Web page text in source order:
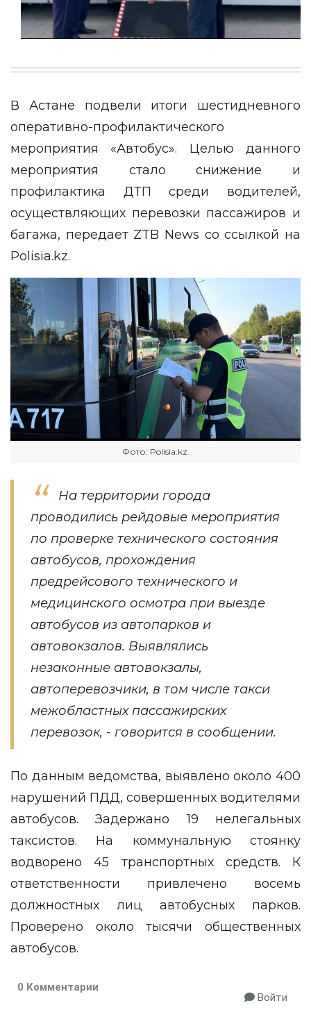
В Астане подвели итоги шестидневного
оперативно-профилактического
мероприятия «Автобус». Целью данного
мероприятия стало снижение и
профилактика ДТП среди водителей,
осуществляющих перевозки пассажиров и
багажа, передает ZTB News со ссылкой на
Polisia.kz.
Фото: Polisia.kz.
На территории города
проводились рейдовые мероприятия
по проверке технического состояния
автобусов, прохождения
предрейсового технического и
медицинского осмотра при выезде
автобусов из автопарков и
автовокзалов. Выявлялись
незаконные автовокзалы,
автоперевозчики, в том числе такси
межобластных пассажирских
перевозок, - говорится в сообщении.
По данным ведомства, выявлено около 400
нарушений ПДД, совершенных водителями
автобусов. Задержано 19 нелегальных
таксистов. На коммунальную стоянку
водворено 45 транспортных средств. К
ответственности привлечено восемь
должностных лиц автобусных парков.
Проверено около тысячи общественных
автобусов.
0 Комментарии
Войти